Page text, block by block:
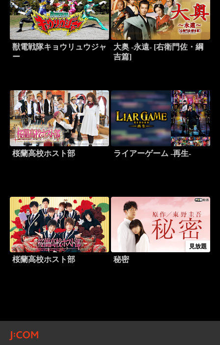
獣電戦隊キョウリュウジャ
ー
大奥 -永遠- [右衛門佐・綱
吉篇]
桜蘭高校ホスト部 ライアーゲーム -再生-
桜蘭高校ホスト部
見放題
秘密